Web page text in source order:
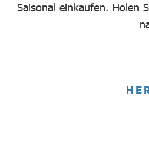
Saisonal einkaufen. Holen
HERZLICH